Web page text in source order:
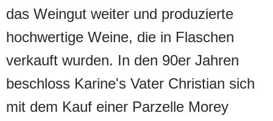
das Weingut weiter und produzierte
hochwertige Weine, die in Flaschen
verkauft wurden. In den 90er Jahren
beschloss Karine's Vater Christian sich
mit dem Kauf einer Parzelle Morey